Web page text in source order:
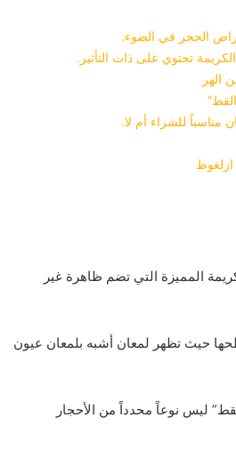
الحجر في الضوء.
تحتوي على ذات التأثير.
الهر
مناسباً للشراء أم لا.
ازلغوط
المميزة التي تضم ظاهرة غير
حيث تظهر لمعان أشبه بلمعان عيون
ليس نوعاً محدداً من الأحجار